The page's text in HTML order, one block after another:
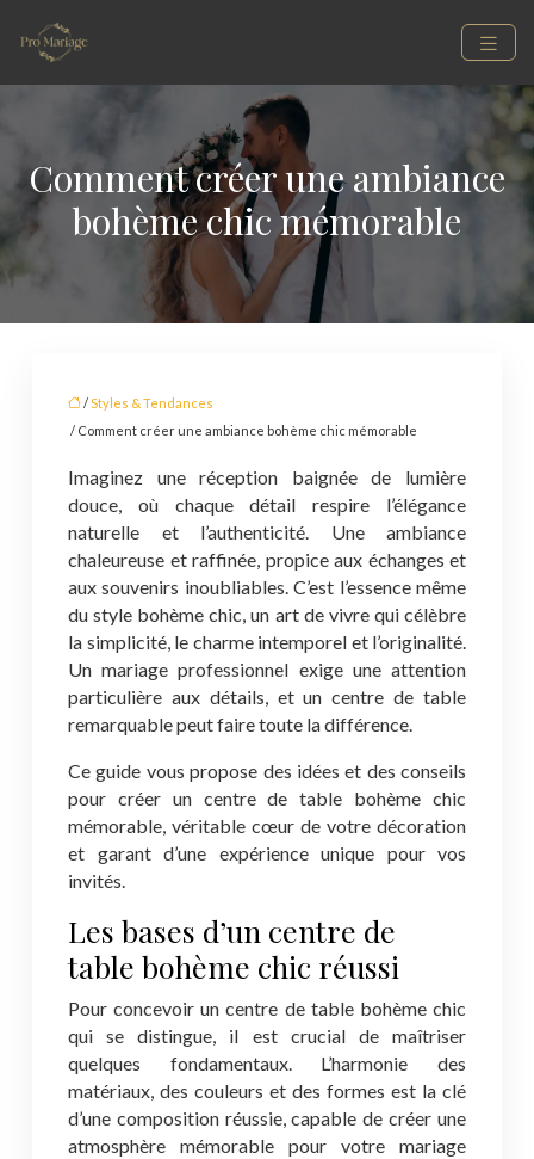
Comment créer une ambiance
bohème chic mémorable
/Styles & Tendances
/ Comment créer une ambiance bohème chic mémorable
Imaginez une réception baignée de lumière
douce, où chaque détail respire l’élégance
naturelle et l’authenticité. Une ambiance
chaleureuse et raffinée, propice aux échanges et
aux souvenirs inoubliables. C’est l’essence même
du style bohème chic, un art de vivre qui célèbre
la simplicité, le charme intemporel et l’originalité.
Un mariage professionnel exige une attention
particulière aux détails, et un centre de table
remarquable peut faire toute la différence.
Ce guide vous propose des idées et des conseils
pour créer un centre de table bohème chic
mémorable, véritable cœur de votre décoration
et garant d’une expérience unique pour vos
invités.
Les bases d’un centre de
table bohème chic réussi
Pour concevoir un centre de table bohème chic
qui se distingue, il est crucial de maîtriser
quelques fondamentaux. L’harmonie des
matériaux, des couleurs et des formes est la clé
d’une composition réussie, capable de créer une
atmosphère mémorable pour votre mariage